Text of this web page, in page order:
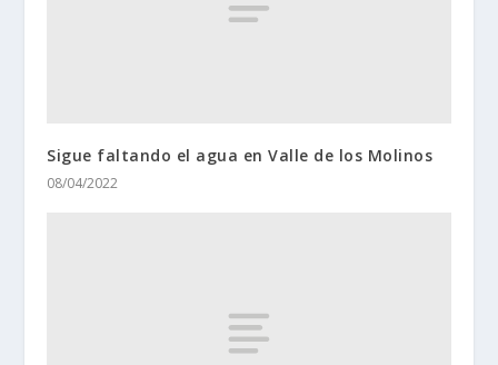
Sigue faltando el agua en Valle de los Molinos
08/04/2022